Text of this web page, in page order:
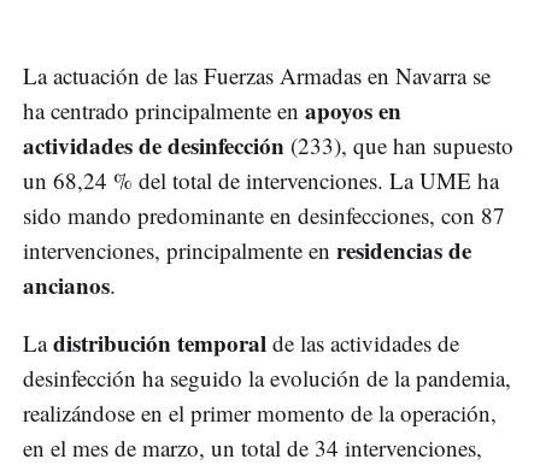
La actuación de las Fuerzas Armadas en Navarra se
ha centrado principalmente en apoyos en
actividades de desinfección (233), que han supuesto
un 68,24 % del total de intervenciones. La UME ha
sido mando predominante en desinfecciones, con 87
intervenciones, principalmente en residencias de
ancianos.
Ladistribución temporal de las actividades de
desinfección ha seguido la evolución de la pandemia,
realizándose en el primer momento de la operación,
en el mes de marzo, un total de 34 intervenciones,